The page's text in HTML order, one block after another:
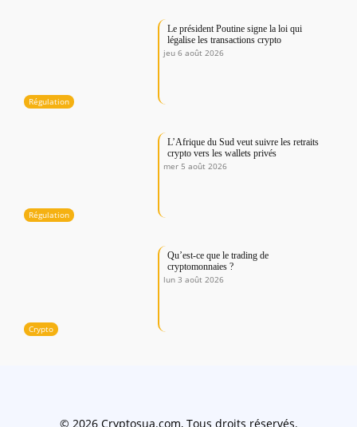
Régulation
Le président Poutine signe la loi qui
légalise les transactions crypto
jeu 6 août 2026
Régulation
L’Afrique du Sud veut suivre les retraits
crypto vers les wallets privés
mer 5 août 2026
Crypto
Qu’est-ce que le trading de
cryptomonnaies ?
lun 3 août 2026
© 2026 Cryptosua.com, Tous droits réservés.